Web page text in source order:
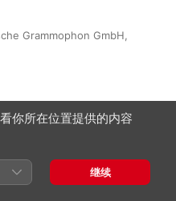
Grammophon GmbH,
、尼古拉斯・哈农库
你所在位置提供的内容
继续